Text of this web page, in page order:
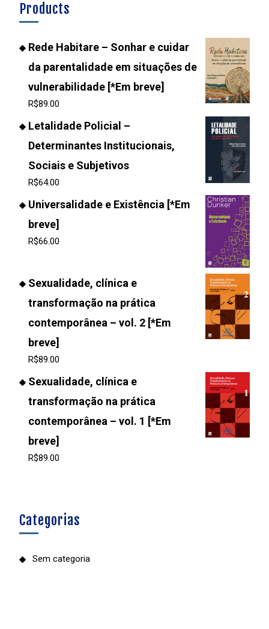
Products
Rede Habitare – Sonhar e cuidar
da parentalidade em situações de
vulnerabilidade [*Em breve]
R$89.00
Letalidade Policial –
Determinantes Institucionais,
Sociais e Subjetivos
R$64.00
Universalidade e Existência [*Em
breve]
R$66.00
Sexualidade, clínica e
transformação na prática
contemporânea – vol. 2 [*Em
breve]
R$89.00
Sexualidade, clínica e
transformação na prática
contemporânea – vol. 1 [*Em
breve]
R$89.00
Categorias
Sem categoria